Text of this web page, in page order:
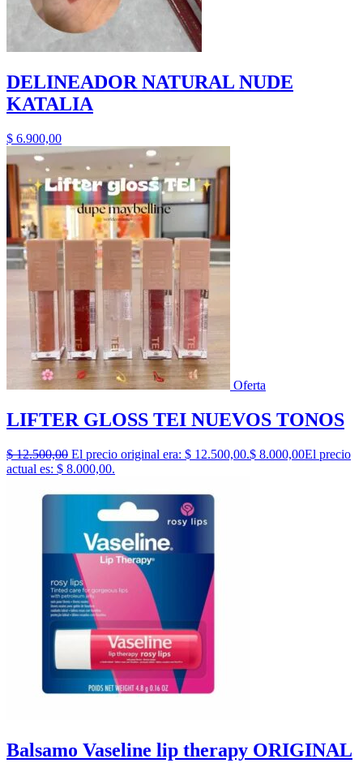
DELINEADOR NATURAL NUDE
KATALIA
$ 6.900,00
Oferta
LIFTER GLOSS TEI NUEVOS TONOS
$12.500,00 El precio original era: $ 12.500,00.$ 8.000,00El precio
actual es: $ 8.000,00.
Balsamo Vaseline lip therapy ORIGINAL